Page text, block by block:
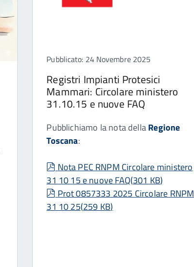
Pubblicato: 24 Novembre 2025
Registri Impianti Protesici
Mammari: Circolare ministero
31.10.15 e nuove FAQ
Pubblichiamo la nota dellaRegione
Toscana:
pdf
Nota PEC RNPM Circolare ministero
31 10 15 e nuove FAQ(301 KB)
pdf
Prot 0857333 2025 Circolare RNPM
31 10 25(259 KB)